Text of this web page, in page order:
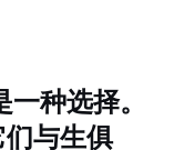
种选择。
与生俱